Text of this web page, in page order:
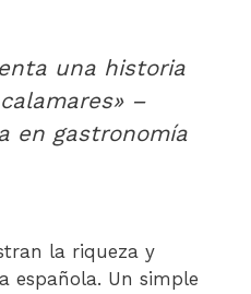
una historia
–
en gastronomía
la riqueza y
española. Un simple